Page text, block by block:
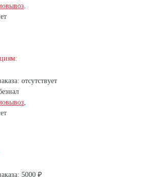
.
отсутствует
,
5000 ₽